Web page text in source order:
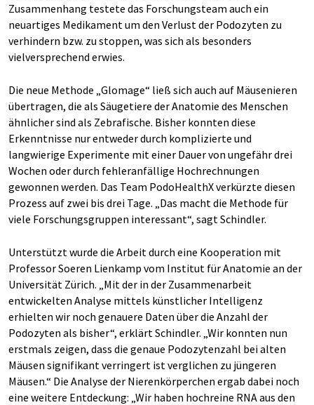
Zusammenhang testete das Forschungsteam auch ein
neuartiges Medikament um den Verlust der Podozyten zu
verhindern bzw. zu stoppen, was sich als besonders
vielversprechend erwies.
Die neue Methode „Glomage“ ließ sich auch auf Mäusenieren
übertragen, die als Säugetiere der Anatomie des Menschen
ähnlicher sind als Zebrafische. Bisher konnten diese
Erkenntnisse nur entweder durch komplizierte und
langwierige Experimente mit einer Dauer von ungefähr drei
Wochen oder durch fehleranfällige Hochrechnungen
gewonnen werden. Das Team PodoHealthX verkürzte diesen
Prozess auf zwei bis drei Tage. „Das macht die Methode für
viele Forschungsgruppen interessant“, sagt Schindler.
Unterstützt wurde die Arbeit durch eine Kooperation mit
Professor Soeren Lienkamp vom Institut für Anatomie an der
Universität Zürich. „Mit der in der Zusammenarbeit
entwickelten Analyse mittels künstlicher Intelligenz
erhielten wir noch genauere Daten über die Anzahl der
Podozyten als bisher“, erklärt Schindler. „Wir konnten nun
erstmals zeigen, dass die genaue Podozytenzahl bei alten
Mäusen signifikant verringert ist verglichen zu jüngeren
Mäusen.“ Die Analyse der Nierenkörperchen ergab dabei noch
eine weitere Entdeckung: „Wir haben hochreine RNA aus den